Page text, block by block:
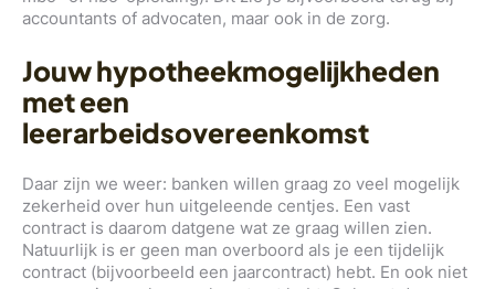
accountants of advocaten, maar ook in de zorg.
Jouw hypotheekmogelijkheden
met een
leerarbeidsovereenkomst
Daar zijn we weer: banken willen graag zo veel mogelijk
zekerheid over hun uitgeleende centjes. Een vast
contract is daarom datgene wat ze graag willen zien.
Natuurlijk is er geen man overboord als je een tijdelijk
contract (bijvoorbeeld een jaarcontract) hebt. En ook niet